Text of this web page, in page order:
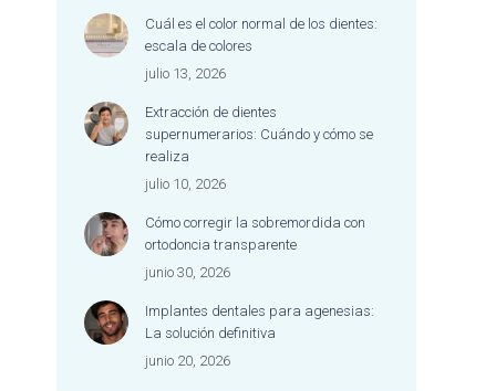
dentista merece una
mención especial por su
excelente trabajo, su
dedicación y la forma tan
cariñosa y empática con
la que atiende a cada
persona.
Es difícil encontrar un lugar
bien la excelencia
profesional con un trato
tan cercano, humano y
escuchada, cuidada y
acompañada durante
todo el proceso.
Cuál es el color normal de los dientes:
escala de colores
julio 13, 2026
Extracción de dientes
supernumerarios: Cuándo y cómo se
realiza
julio 10, 2026
Cómo corregir la sobremordida con
ortodoncia transparente
junio 30, 2026
Implantes dentales para agenesias:
La solución definitiva
junio 20, 2026